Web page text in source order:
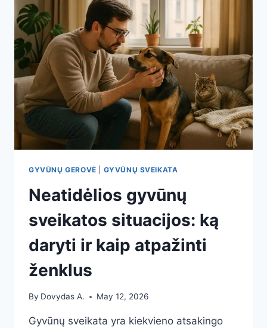
GYVŪNŲ GEROVĖ GYVŪNŲ SVEIKATA
Neatidėlios gyvūnų
sveikatos situacijos: ką
daryti ir kaip atpažinti
ženklus
By Dovydas A. May 12, 2026
Gyvūnų sveikata yra kiekvieno atsakingo